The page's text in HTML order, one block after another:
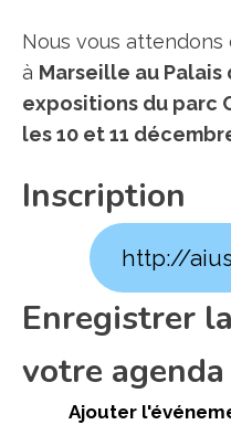
Nous vous
à Marseille au
expositions du parc
les 10 et 11
Inscription
http://
Enregistrer
votre agenda
Ajouter